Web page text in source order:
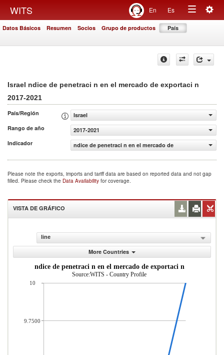
WITS En Es
Toggle
Datos Básicos Resumen Socios Grupo de productos País
Israel ndice de penetraci n en el mercado de exportaci n
2017-2021
País/Región
Israel
Rango de año
2017-2021
Indicador
ndice de penetraci n en el mercado de exportaci n
Please note the exports, imports and tariff data are based on reported data and not gap
filled. Please check the Data Availability for coverage.
VISTA DE GRÁFICO
line
More Countries
ndice de penetraci n en el mercado de exportaci n
Source:WITS - Country Profile
10
9.7500